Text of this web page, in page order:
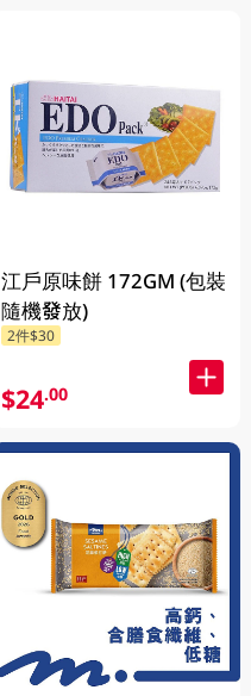
江戶原味餅 172GM (包裝
隨機發放)
2件$30
$24.00